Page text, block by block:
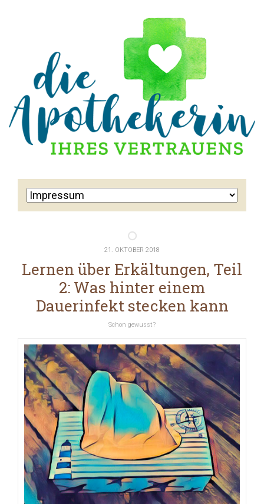
21. OKTOBER 2018
Lernen über Erkältungen, Teil
2: Was hinter einem
Dauerinfekt stecken kann
Schon gewusst?